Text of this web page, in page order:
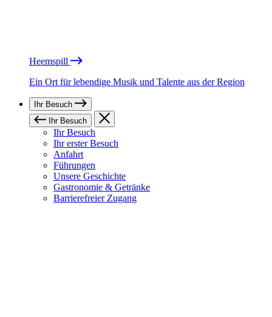
Heemspill
Ein Ort für lebendige Musik und Talente aus der Region
Ihr Besuch
Ihr Besuch
Ihr Besuch
Ihr erster Besuch
Anfahrt
Führungen
Unsere Geschichte
Gastronomie & Getränke
Barrierefreier Zugang